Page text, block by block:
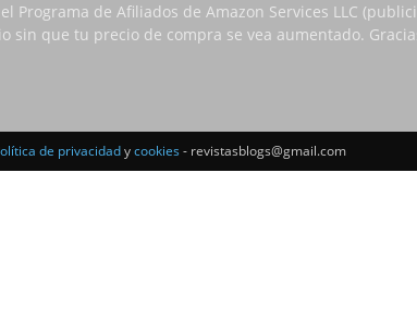
Programa de Afiliados de Amazon Services LLC
sin que tu precio de compra se vea aumentado.
de privacidadycookies - revistasblogs@gmail.com